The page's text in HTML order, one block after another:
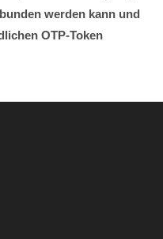
werden kann und
OTP-Token